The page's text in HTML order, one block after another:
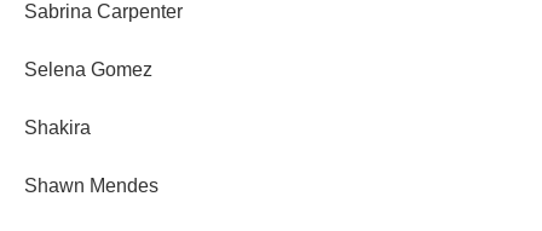
Sabrina Carpenter
Selena Gomez
Shakira
Shawn Mendes